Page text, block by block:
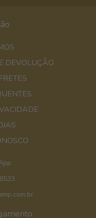
DEVOLUÇÃO